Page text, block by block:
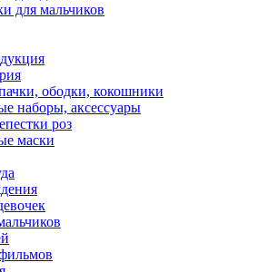
для мальчиков
ободки, кокошники
наборы, аксессуары
роз
маски